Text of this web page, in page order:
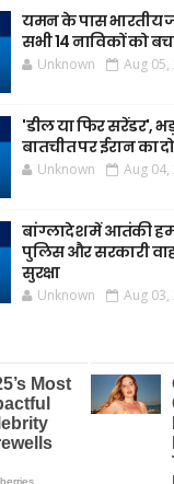
यमन के पास भारतीय
सभी 14 नाविकों को
Unknown Aug 05,
'डील या फिर सरेंडर',
बातचीत पर ईरान का
Unknown Aug 04,
बांग्लादेश में आतंकी
पुलिस और सरकारी
सुरक्षा
Unknown Aug 03,